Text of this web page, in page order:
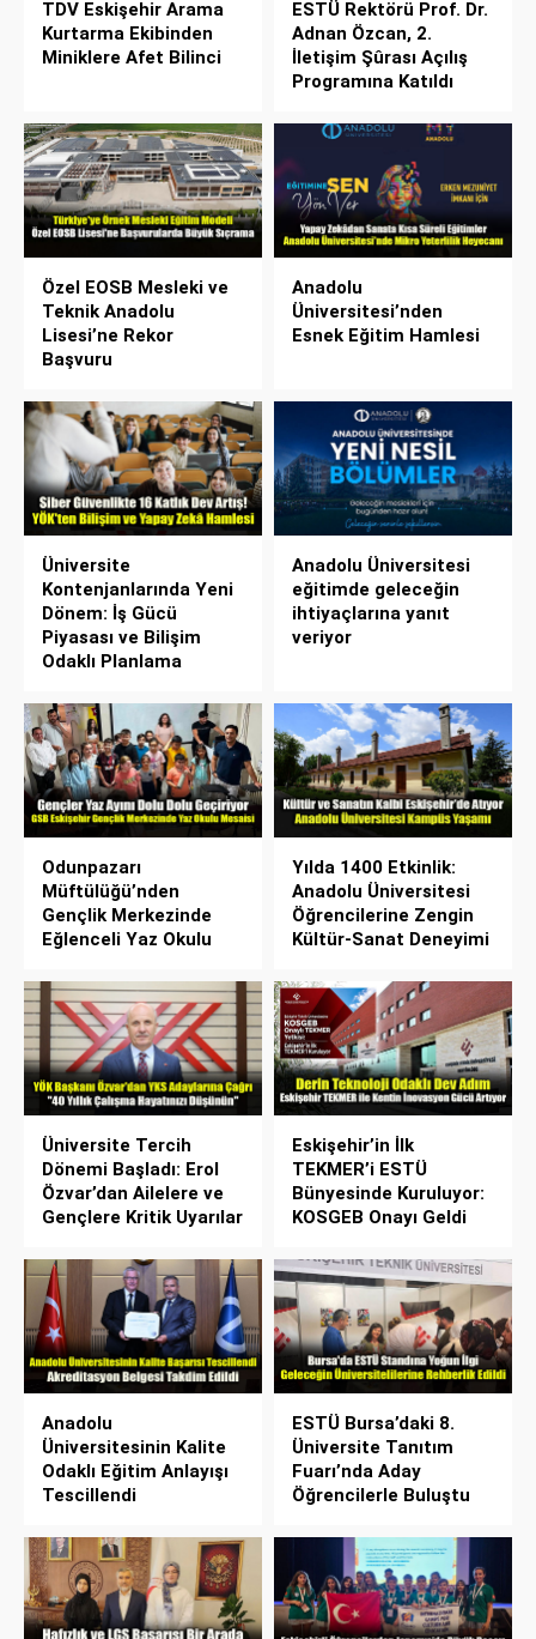
TDV Eskişehir Arama
Kurtarma Ekibinden
Miniklere Afet Bilinci
ESTÜ Rektörü Prof. Dr.
Adnan Özcan, 2.
İletişim Şûrası Açılış
Programına Katıldı
Özel EOSB Mesleki ve
Teknik Anadolu
Lisesi’ne Rekor
Başvuru
Anadolu
Üniversitesi’nden
Esnek Eğitim Hamlesi
Üniversite
Kontenjanlarında Yeni
Dönem: İş Gücü
Piyasası ve Bilişim
Odaklı Planlama
Anadolu Üniversitesi
eğitimde geleceğin
ihtiyaçlarına yanıt
veriyor
Odunpazarı
Müftülüğü’nden
Gençlik Merkezinde
Eğlenceli Yaz Okulu
Yılda 1400 Etkinlik:
Anadolu Üniversitesi
Öğrencilerine Zengin
Kültür-Sanat Deneyimi
Üniversite Tercih
Dönemi Başladı: Erol
Özvar’dan Ailelere ve
Gençlere Kritik Uyarılar
Eskişehir’in İlk
TEKMER’i ESTÜ
Bünyesinde Kuruluyor:
KOSGEB Onayı Geldi
Anadolu
Üniversitesinin Kalite
Odaklı Eğitim Anlayışı
Tescillendi
ESTÜ Bursa’daki 8.
Üniversite Tanıtım
Fuarı’nda Aday
Öğrencilerle Buluştu